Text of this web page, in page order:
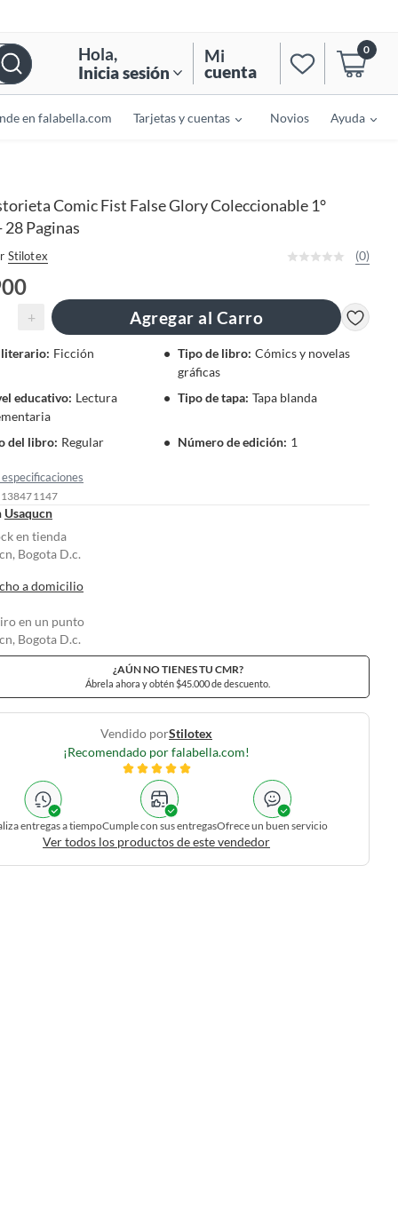
Hola,
Inicia sesión
Mi
cuenta
0
en falabella.com Tarjetas y cuentas Novios Ayuda
Comic Fist False Glory Coleccionable 1°
28 Paginas
Stilotex (0)
+ Agregar al Carro
literario: Ficción Tipo de libro: Cómics y novelas
gráficas
educativo: Lectura
Tipo de tapa: Tapa blanda
del libro: Regular Número de edición: 1
Usaqucn
en tienda
Bogota D.c.
a domicilio
en un punto
Bogota D.c.
¿AÚN NO TIENES TU CMR?
Ábrela ahora y obtén $45.000 de descuento.
Vendido porStilotex
¡Recomendado por falabella.com!
entregas a tiempoCumple con sus entregasOfrece un buen servicio
Ver todos los productos de este vendedor